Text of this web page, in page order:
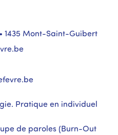
1435 Mont-Saint-Guibert
Pratique en individuel
de paroles (Burn-Out